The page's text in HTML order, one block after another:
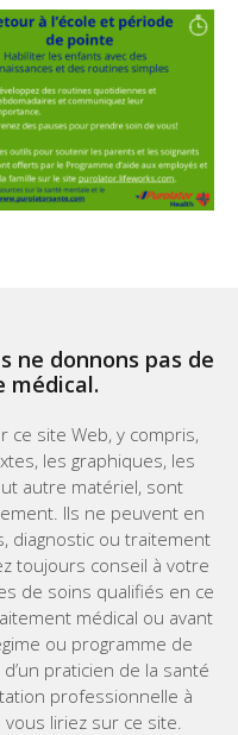
ne donnons pas de
médical.
ce site Web, y compris,
les graphiques, les
autre matériel, sont
Ils ne peuvent en
diagnostic ou traitement
toujours conseil à votre
de soins qualifiés en ce
médical ou avant
ou programme de
praticien de la santé
professionnelle à
liriez sur ce site.